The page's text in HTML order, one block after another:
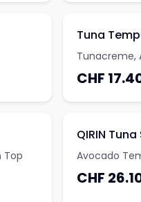
Tuna
Tunacreme,
CHF
Top
QIRIN
Avocado
CHF